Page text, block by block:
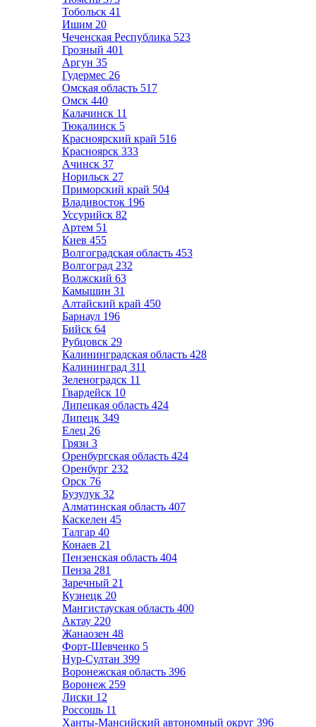
Тобольск 41
Ишим 20
Чеченская Республика 523
Грозный 401
Аргун 35
Гудермес 26
Омская область 517
Омск 440
Калачинск 11
Тюкалинск 5
Красноярский край 516
Красноярск 333
Ачинск 37
Норильск 27
Приморский край 504
Владивосток 196
Уссурийск 82
Артем 51
Киев 455
Волгоградская область 453
Волгоград 232
Волжский 63
Камышин 31
Алтайский край 450
Барнаул 196
Бийск 64
Рубцовск 29
Калининградская область 428
Калининград 311
Зеленоградск 11
Гвардейск 10
Липецкая область 424
Липецк 349
Елец 26
Грязи 3
Оренбургская область 424
Оренбург 232
Орск 76
Бузулук 32
Алматинская область 407
Каскелен 45
Талгар 40
Конаев 21
Пензенская область 404
Пенза 281
Заречный 21
Кузнецк 20
Мангистауская область 400
Актау 220
Жанаозен 48
Форт-Шевченко 5
Нур-Султан 399
Воронежская область 396
Воронеж 259
Лиски 12
Россошь 11
Ханты-Мансийский автономный округ 396